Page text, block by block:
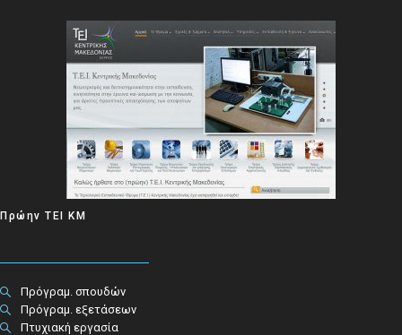
Πρώην ΤΕΙ ΚΜ
Πρόγραμ. σπουδών
Πρόγραμ. εξετάσεων
Πτυχιακή εργασία